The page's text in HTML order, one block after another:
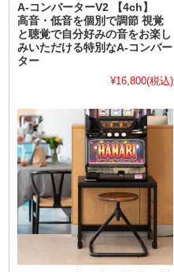
A-コンバーターV2 【4ch】
高音・低音を個別で調節 視覚
と聴覚で自分好みの音をお楽し
みいただける特別なA-コンバー
ター
¥16,800(税込)